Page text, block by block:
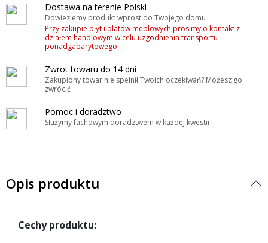
Dostawa na terenie Polski
Dowieziemy produkt wprost do Twojego domu
Przy zakupie płyt i blatów meblowych prosimy o kontakt z
działem handlowym w celu uzgodnienia transportu
ponadgabarytowego
Zwrot towaru do 14 dni
Zakupiony towar nie spełnił Twoich oczekiwań? Możesz go
zwrócić
Pomoc i doradztwo
Służymy fachowym doradztwem w każdej kwestii
Opis produktu
Cechy produktu: